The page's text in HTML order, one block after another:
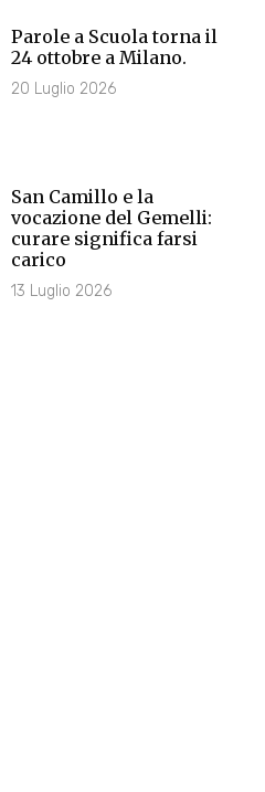
Parole a Scuola torna il
24 ottobre a Milano.
20 Luglio 2026
San Camillo e la
vocazione del Gemelli:
curare significa farsi
carico
13 Luglio 2026